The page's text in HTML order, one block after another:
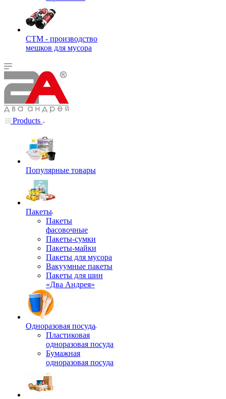
СТМ - производство
мешков для мусора
Products
Популярные товары
Пакеты
Пакеты
фасовочные
Пакеты-сумки
Пакеты-майки
Пакеты для мусора
Вакуумные пакеты
Пакеты для шин
«Два Андрея»
Одноразовая посуда
Пластиковая
одноразовая посуда
Бумажная
одноразовая посуда